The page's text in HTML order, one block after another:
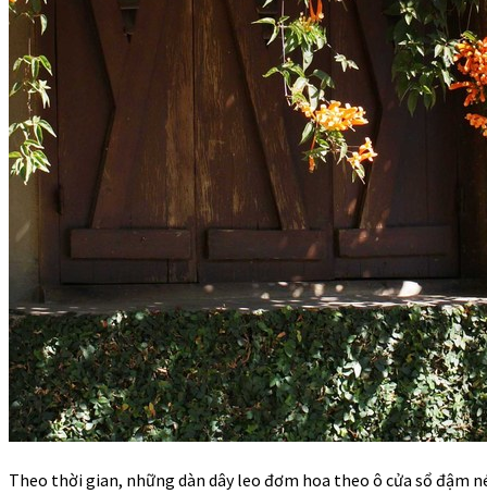
Theo thời gian, những dàn dây leo đơm hoa theo ô cửa sổ đậm